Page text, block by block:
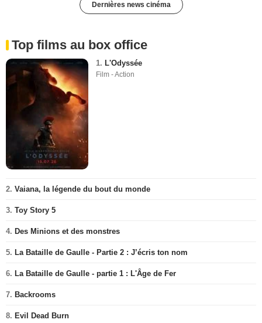
Dernières news cinéma
Top films au box office
1. L'Odyssée
Film - Action
2. Vaiana, la légende du bout du monde
3. Toy Story 5
4. Des Minions et des monstres
5. La Bataille de Gaulle - Partie 2 : J’écris ton nom
6. La Bataille de Gaulle - partie 1 : L'Âge de Fer
7. Backrooms
8. Evil Dead Burn